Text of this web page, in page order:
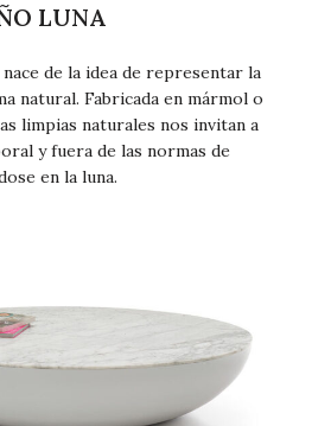
LUNA
nace de la idea de representar la
natural. Fabricada en mármol o
limpias naturales nos invitan a
y fuera de las normas de
en la luna.